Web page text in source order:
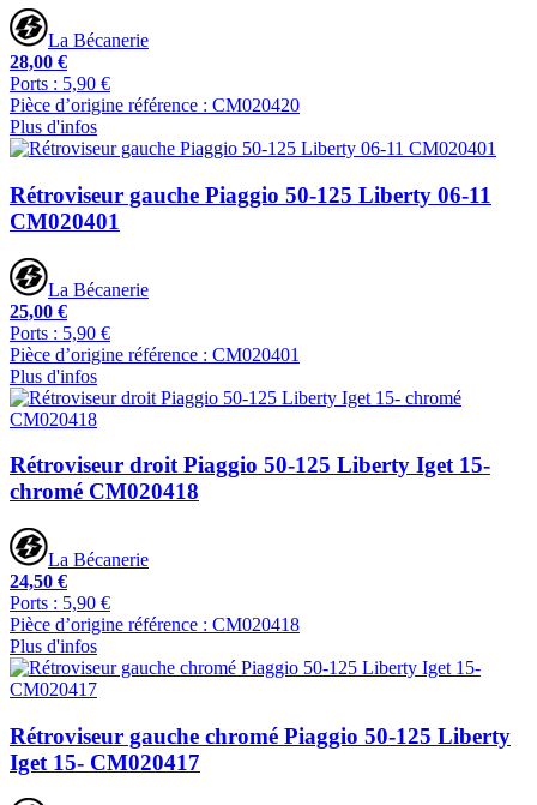
La Bécanerie
28,00 €
Ports : 5,90 €
Pièce d’origine référence : CM020420
Plus d'infos
Rétroviseur gauche Piaggio 50-125 Liberty 06-11
CM020401
La Bécanerie
25,00 €
Ports : 5,90 €
Pièce d’origine référence : CM020401
Plus d'infos
Rétroviseur droit Piaggio 50-125 Liberty Iget 15-
chromé CM020418
La Bécanerie
24,50 €
Ports : 5,90 €
Pièce d’origine référence : CM020418
Plus d'infos
Rétroviseur gauche chromé Piaggio 50-125 Liberty
Iget 15- CM020417